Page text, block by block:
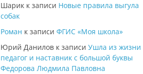
Шарик к записи Новые правила выгула
собак
Роман к записи ФГИС «Моя школа»
Юрий Данилов к записи Ушла из жизни
педагог и наставник с большой буквы
Федорова Людмила Павловна